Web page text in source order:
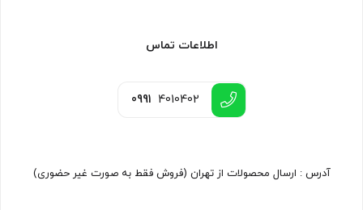
اطلاعات تماس
0991 4010402
آدرس : ارسال محصولات از تهران (فروش فقط به صورت غیر حضوری)